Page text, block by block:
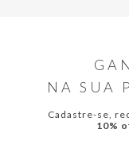
NA SUA
Cadastre-se,
10%